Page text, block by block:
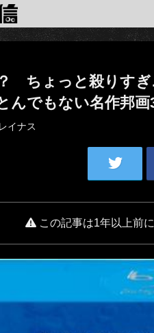
？ ちょっと殺りす
んでもない名作邦画
レイナス
この記事は1年以上前